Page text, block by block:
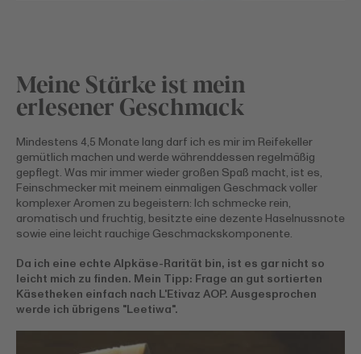
Meine Stärke ist mein
erlesener Geschmack
Mindestens 4,5 Monate lang darf ich es mir im Reifekeller
gemütlich machen und werde währenddessen regelmäßig
gepflegt. Was mir immer wieder großen Spaß macht, ist es,
Feinschmecker mit meinem einmaligen Geschmack voller
komplexer Aromen zu begeistern: Ich schmecke rein,
aromatisch und fruchtig, besitzte eine dezente Haselnussnote
sowie eine leicht rauchige Geschmackskomponente.
Da ich eine echte Alpkäse-Rarität bin, ist es gar nicht so
leicht mich zu finden. Mein Tipp: Frage an gut sortierten
Käsetheken einfach nach L'Etivaz AOP. Ausgesprochen
werde ich übrigens "Leetiwa".